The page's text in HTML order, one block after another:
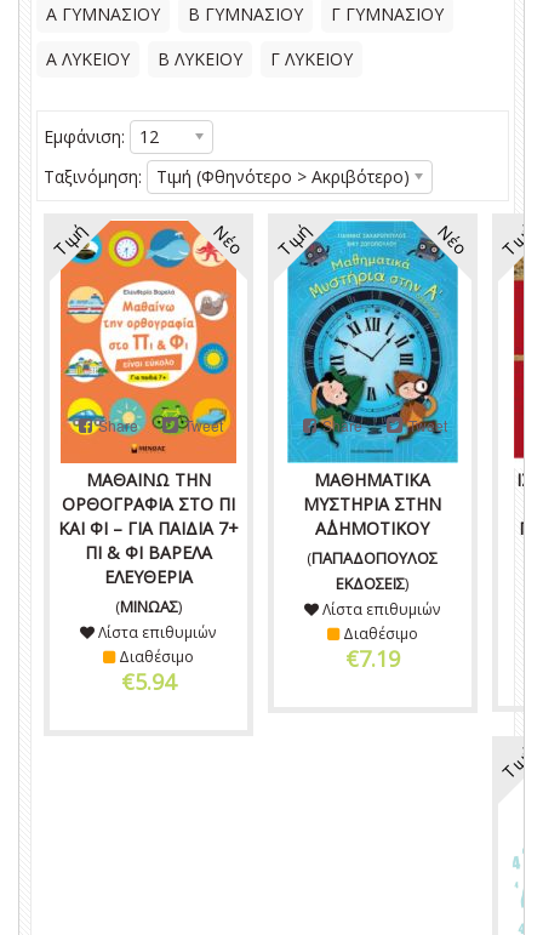
Α ΓΥΜΝΑΣΙΟΥ
Β ΓΥΜΝΑΣΙΟΥ
Γ ΓΥΜΝΑΣΙΟΥ
Α ΛΥΚΕΙΟΥ
Β ΛΥΚΕΙΟΥ Γ ΛΥΚΕΙΟΥ
Εμφάνιση:
12
Ταξινόμηση:
Τιμή (Φθηνότερο > Ακριβότερο)
Τιμή Νέο
ΜΑΘΑΙΝΩ ΤΗΝ
ΟΡΘΟΓΡΑΦΙΑ ΣΤΟ ΠΙ
ΚΑΙ ΦΙ – ΓΙΑ ΠΑΙΔΙΑ 7+
ΠΙ & ΦΙ ΒΑΡΕΛΑ
ΕΛΕΥΘΕΡΙΑ
(ΜΙΝΩΑΣ)
Share Tweet
Λίστα επιθυμιών
Διαθέσιμο
€5.94
Τιμή Νέο
ΜΑΘΗΜΑΤΙΚΑ
ΜΥΣΤΗΡΙΑ ΣΤΗΝ
Α΄ΔΗΜΟΤΙΚΟΥ
(ΠΑΠΑΔΟΠΟΥΛΟΣ
ΕΚΔΟΣΕΙΣ)
Share Tweet
Λίστα επιθυμιών
Διαθέσιμο
€7.19
Τιμή
Τιμή